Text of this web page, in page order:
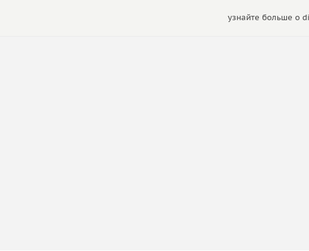
узнайте больше о